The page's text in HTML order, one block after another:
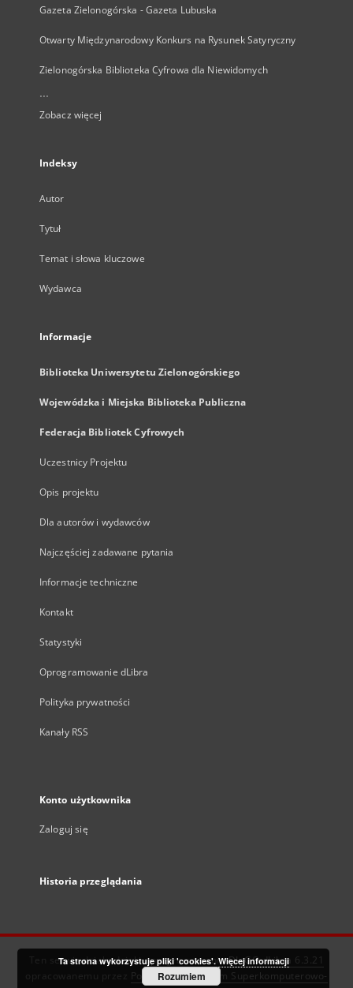
Gazeta Zielonogórska - Gazeta Lubuska
Otwarty Międzynarodowy Konkurs na Rysunek Satyryczny
Zielonogórska Biblioteka Cyfrowa dla Niewidomych
...
Zobacz więcej
Indeksy
Autor
Tytuł
Temat i słowa kluczowe
Wydawca
Informacje
Biblioteka Uniwersytetu Zielonogórskiego
Wojewódzka i Miejska Biblioteka Publiczna
Federacja Bibliotek Cyfrowych
Uczestnicy Projektu
Opis projektu
Dla autorów i wydawców
Najczęściej zadawane pytania
Informacje techniczne
Kontakt
Statystyki
Oprogramowanie dLibra
Polityka prywatności
Kanały RSS
Konto użytkownika
Zaloguj się
Historia przeglądania
Ten serwis działa dzięki oprogramowaniuDInGO dLibra 6.3.21
Poznańskie Centrum Superkomputerowo-
Ta strona wykorzystuje pliki 'cookies'. Więcej informacji
Rozumiem